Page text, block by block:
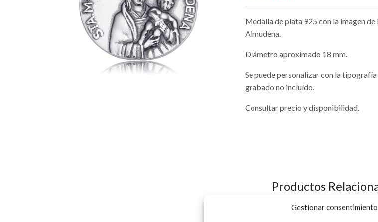
Gestionar consentimiento
Medalla de plata 925 con la imagen de
Almudena.
Diámetro aproximado 18 mm.
Se puede personalizar con la
grabado no incluído.
Consultar precio y disponibilidad.
Productos